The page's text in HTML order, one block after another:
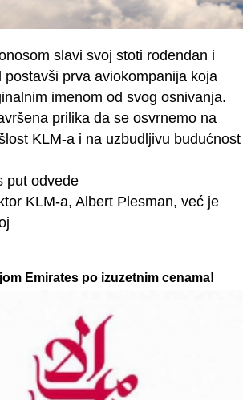
slavi svoj stoti rođendan i
postavši prva aviokompanija koja
imenom od svog osnivanja.
prilika da se osvrnemo na
KLM-a i na uzbudljivu budućnost
put odvede
KLM-a, Albert Plesman, već je
Emirates po izuzetnim cenama!